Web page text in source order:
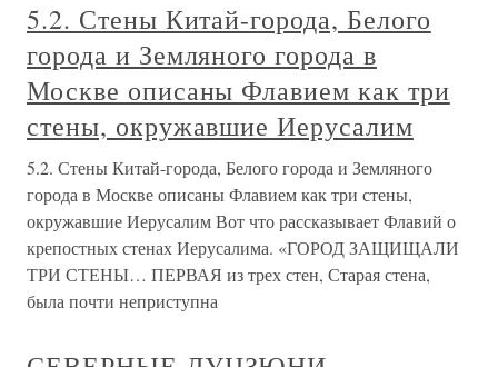
5.2. Стены Китай-города, Белого
города и Земляного города в
Москве описаны Флавием как три
стены, окружавшие Иерусалим
5.2. Стены Китай-города, Белого города и Земляного
города в Москве описаны Флавием как три стены,
окружавшие Иерусалим Вот что рассказывает Флавий о
крепостных стенах Иерусалима. «ГОРОД ЗАЩИЩАЛИ
ТРИ СТЕНЫ… ПЕРВАЯ из трех стен, Старая стена,
была почти неприступна